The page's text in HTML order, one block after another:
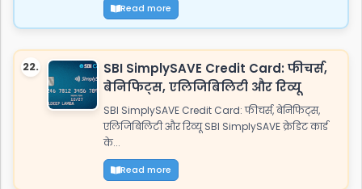
Read more
22.
SBI SimplySAVE Credit Card: फीचर्स,
बेनिफिट्स, एलिजिबिलिटी और रिव्यू
SBI SimplySAVE Credit Card: फीचर्स, बेनिफिट्स,
एलिजिबिलिटी और रिव्यू SBI SimplySAVE क्रेडिट कार्ड
के...
Read more